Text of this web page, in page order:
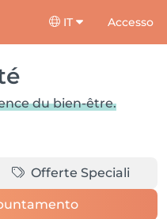
IT Accesso
du bien-être.
Offerte Speciali